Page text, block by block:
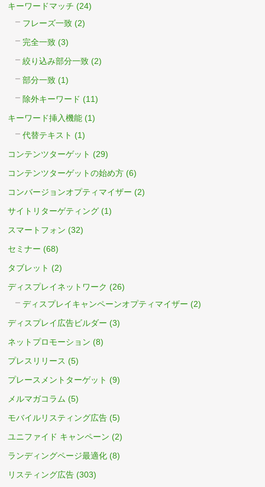
キーワードマッチ (24)
フレーズ一致 (2)
完全一致 (3)
絞り込み部分一致 (2)
部分一致 (1)
除外キーワード (11)
キーワード挿入機能 (1)
代替テキスト (1)
コンテンツターゲット (29)
コンテンツターゲットの始め方 (6)
コンバージョンオプティマイザー (2)
サイトリターゲティング (1)
スマートフォン (32)
セミナー (68)
タブレット (2)
ディスプレイネットワーク (26)
ディスプレイキャンペーンオプティマイザー (2)
ディスプレイ広告ビルダー (3)
ネットプロモーション (8)
プレスリリース (5)
プレースメントターゲット (9)
メルマガコラム (5)
モバイルリスティング広告 (5)
ユニファイド キャンペーン (2)
ランディングページ最適化 (8)
リスティング広告 (303)